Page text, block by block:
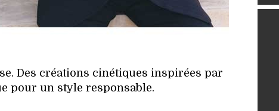
Des créations cinétiques inspirées par
pour un style responsable.